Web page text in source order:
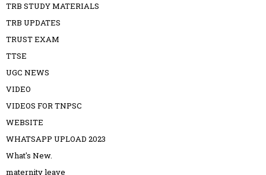
TRB STUDY MATERIALS
TRB UPDATES
TRUST EXAM
TTSE
UGC NEWS
VIDEO
VIDEOS FOR TNPSC
WEBSITE
WHATSAPP UPLOAD 2023
What's New.
maternity leave